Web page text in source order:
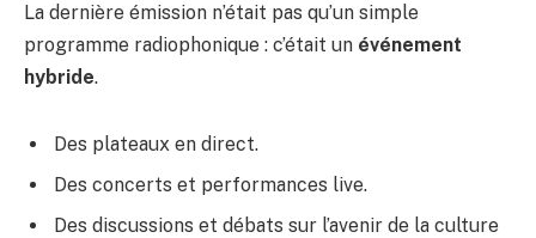
La dernière émission n’était pas qu’un simple
programme radiophonique : c’était un événement
hybride.
Des plateaux en direct.
Des concerts et performances live.
Des discussions et débats sur l’avenir de la culture